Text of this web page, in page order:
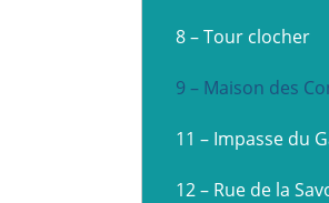
8 – Tour clocher
9 – Maison des
11 – Impasse du
12 – Rue de la